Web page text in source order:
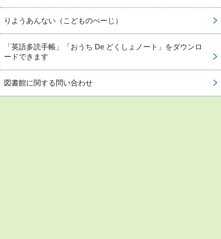
りようあんない（こどものぺーじ）
「英語多読手帳」「おうち De どくしょノート」をダウンロ
ードできます
図書館に関する問い合わせ